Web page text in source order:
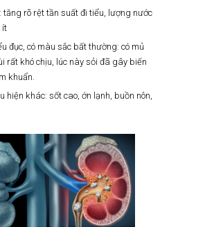
tăng rõ rệt tần suất đi tiểu, lượng nước
ít
đục, có màu sắc bất thường: có mủ
rất khó chịu, lúc này sỏi đã gây biến
khuẩn.
hiện khác: sốt cao, ớn lạnh, buồn nôn,